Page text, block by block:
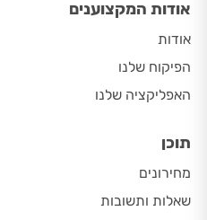
אודות המקצוענים
אודות
הפיקוח שלנו
האפליקציה שלנו
תוכן
מחירונים
שאלות ותשובות